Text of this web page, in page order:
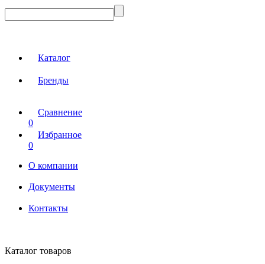
Каталог
Бренды
Сравнение
0
Избранное
0
О компании
Документы
Контакты
Каталог товаров